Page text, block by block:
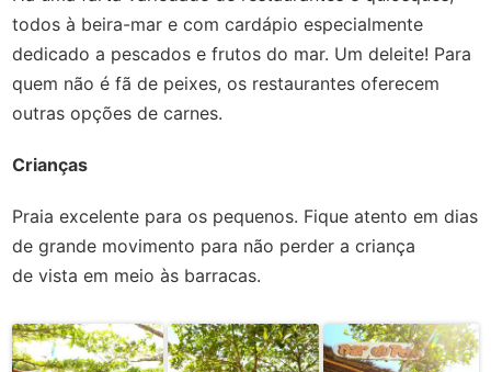
todos à beira-mar e com cardápio especialmente
dedicado a pescados e frutos do mar. Um deleite! Para
quem não é fã de peixes, os restaurantes oferecem
outras opções de carnes.
Crianças
Praia excelente para os pequenos. Fique atento em dias
de grande movimento para não perder a criança
de vista em meio às barracas.